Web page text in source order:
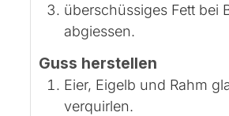
überschüssiges Fett bei
abgiessen.
Guss herstellen
Eier, Eigelb und Rahm
verquirlen.